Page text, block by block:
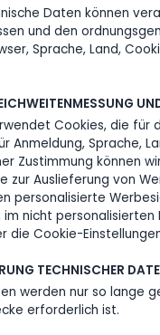
7- TECHNISCHE
Begrenzte
Informationen.
8- COOKIES,
Die Website
insbesondere für
Teams. Mit deiner
Google AdSense
ablehnst, bleiben
soweit möglich, im
das Banner oder